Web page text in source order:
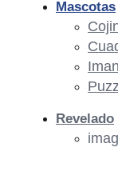
Mascotas
Revelado